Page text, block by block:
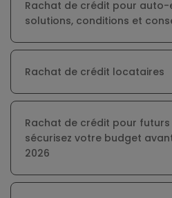
Rachat de crédit pour auto-
solutions, conditions et
Rachat de crédit locataires
Rachat de crédit pour
sécurisez votre budget
2026